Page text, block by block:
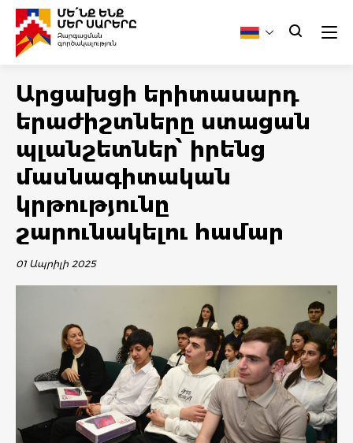
Արցախցի երիտասարդ
երաժիշտները ստացան
պլանշետներ՝ իրենց
մասնագիտական
կրթությունը
շարունակելու համար
01 Ապրիլի 2025